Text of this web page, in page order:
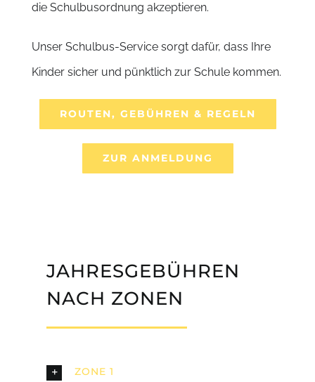
die Schulbusordnung akzeptieren.
Unser Schulbus-Service sorgt dafür, dass Ihre
Kinder sicher und pünktlich zur Schule kommen.
ROUTEN, GEBÜHREN & REGELN
ZUR ANMELDUNG
JAHRESGEBÜHREN
NACH ZONEN
ZONE 1